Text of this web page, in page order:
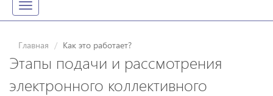
Toggle
navigation
Главная Как это работает?
Этапы подачи и рассмотрения
электронного коллективного